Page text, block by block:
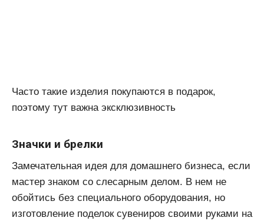
Часто такие изделия покупаются в подарок,
поэтому тут важна эксклюзивность
Значки и брелки
Замечательная идея для домашнего бизнеса, если
мастер знаком со слесарным делом. В нем не
обойтись без специального оборудования, но
изготовление поделок сувениров своими руками на